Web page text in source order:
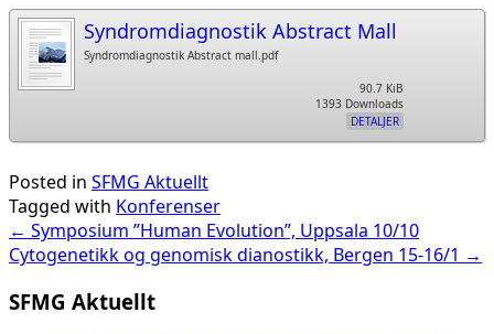
Syndromdiagnostik Abstract Mall
Syndromdiagnostik Abstract mall.pdf
90.7 KiB
1393 Downloads
DETALJER
Posted in SFMG Aktuellt
Tagged with Konferenser
Post
navigation
← Symposium ”Human Evolution”, Uppsala 10/10
Cytogenetikk og genomisk dianostikk, Bergen 15-16/1 →
SFMG Aktuellt